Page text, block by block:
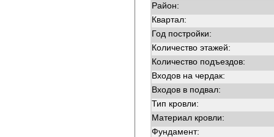
Район:
Квартал:
Год постройки:
Количество этажей:
Количество подъездов:
Входов на чердак:
Входов в подвал:
Тип кровли:
Материал кровли:
Фундамент: